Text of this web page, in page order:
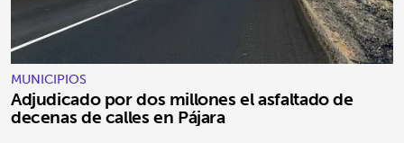
MUNICIPIOS
Adjudicado por dos millones el asfaltado de
decenas de calles en Pájara